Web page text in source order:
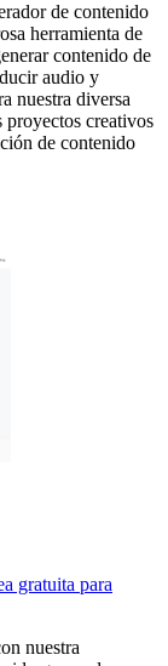
de contenido
herramienta de
contenido de
audio y
nuestra diversa
proyectos creativos
de contenido
gratuita para
nuestra